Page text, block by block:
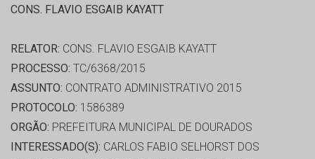
CONS. FLAVIO ESGAIB KAYATT
RELATOR: CONS. FLAVIO ESGAIB KAYATT
PROCESSO: TC/6368/2015
ASSUNTO: CONTRATO ADMINISTRATIVO 2015
PROTOCOLO: 1586389
ORGÃO: PREFEITURA MUNICIPAL DE DOURADOS
INTERESSADO(S): CARLOS FABIO SELHORST DOS